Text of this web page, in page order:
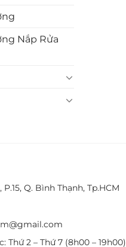
Nắp Rửa
P.15, Q. Bình Thạnh, Tp.HCM
Thứ 2 – Thứ 7 (8h00 – 19h00)